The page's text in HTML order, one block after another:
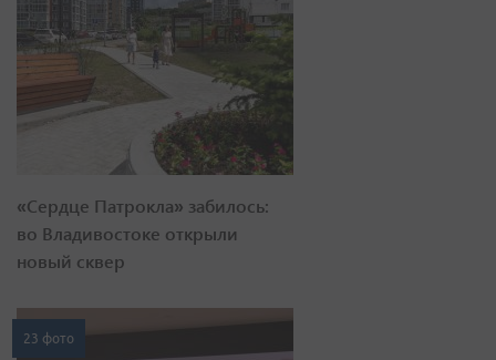
«Сердце Патрокла» забилось:
во Владивостоке открыли
новый сквер
23 фото